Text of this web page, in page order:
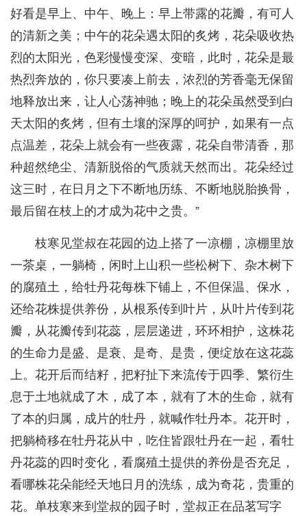
好看是早上、中午、晚上：早上带露的花瓣，有可人
的清新之美；中午的花朵遇太阳的炙烤，花朵吸收热
烈的太阳光，色彩慢慢变深、变暗，此时，花朵是最
热烈奔放的，你只要凑上前去，浓烈的芳香毫无保留
地释放出来，让人心荡神驰；晚上的花朵虽然受到白
天太阳的炙烤，但有土壤的深厚的呵护，如果有一点
点温差，花朵上就会有一些夜露，花朵自带清香，那
种超然绝尘、清新脱俗的气质就天然而出。花朵经过
这三时，在日月之下不断地历练、不断地脱胎换骨，
最后留在枝上的才成为花中之贵。”
枝寒见堂叔在花园的边上搭了一凉棚，凉棚里放
一茶桌，一躺椅，闲时上山积一些松树下、杂木树下
的腐殖土，给牡丹花每株下铺上，不但保温、保水，
还给花株提供养份，从根系传到叶片，从叶片传到花
瓣，从花瓣传到花蕊，层层递进，环环相护，这株花
的生命力是盛、是衰、是奇、是贵，便绽放在这花蕊
上。花开后而结籽，把籽扯下来流传于四季、繁衍生
息于土地就成了木，成了本，就有了木的生命，就有
了本的归属，成片的牡丹，就喊作牡丹本。花开时，
把躺椅移在牡丹花从中，吃住皆跟牡丹在一起，看牡
丹花蕊的四时变化，看腐殖土提供的养份是否充足，
看哪株花朵能经天地日月的洗练，成为奇花，贵重的
花。单枝寒来到堂叔的园子时，堂叔正在品茗写字